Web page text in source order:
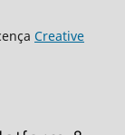
Creative